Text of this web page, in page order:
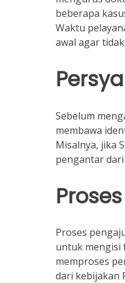
beberapa
Waktu
awal agar
Sebelum
membawa
Misalnya, jika
pengantar
Proses
untuk mengisi
memproses
dari kebijakan